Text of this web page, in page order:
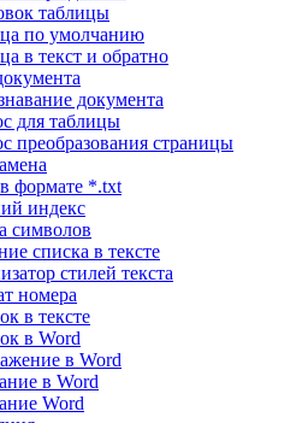
таблицы
по умолчанию
в текст и обратно
документа
для таблицы
преобразования страницы
формате *.txt
индекс
символов
списка в тексте
стилей текста
номера
в тексте
в Word
в Word
в Word
Word